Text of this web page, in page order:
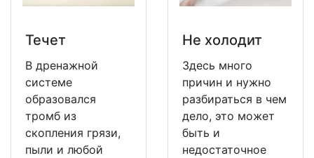
Течет
В дренажной
системе
образовался
тромб из
скопления грязи,
пыли и любой
Не холодит
Здесь много
причин и нужно
разбираться в чем
дело, это может
быть и
недостаточное